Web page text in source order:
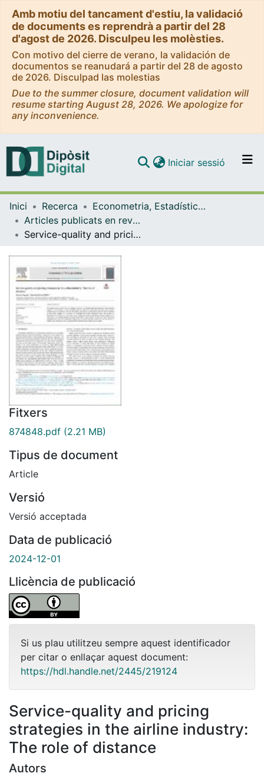
Amb motiu del tancament d'estiu, la validació
de documents es reprendrà a partir del 28
d'agost de 2026. Disculpeu les molèsties.
Con motivo del cierre de verano, la validación de
documentos se reanudará a partir del 28 de agosto
de 2026. Disculpad las molestias
Due to the summer closure, document validation will
resume starting August 28, 2026. We apologize for
any inconvenience.
Navega per tot el DD
Com publicar
Iniciar sessió (current)
Inici Recerca
Econometria, Estadística i Economia Aplicada
Articles publicats en revistes (Econometria, Estadística i Economia Aplicada)
Service-quality and pricing strategies in the airline industry: The role of distance
Fitxers
874848.pdf (2.21 MB)
Tipus de document
Article
Versió
Versió acceptada
Data de publicació
2024-12-01
Llicència de publicació
Si us plau utilitzeu sempre aquest identificador
per citar o enllaçar aquest document:
https://hdl.handle.net/2445/219124
Service-quality and pricing
strategies in the airline industry:
The role of distance
Autors